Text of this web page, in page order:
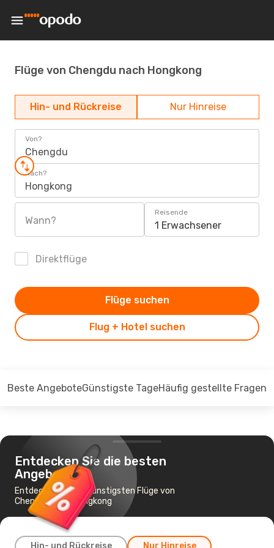
Flüge von Chengdu nach Hongkong
Hin- und Rückreise Nur Hinreise
Von?
Chengdu
Nach?
Hongkong
Wann?
Reisende
1 Erwachsener
Direktflüge
Flug + Hotel suchen
Flüge suchen
Beste AngeboteGünstigste TageHäufig gestellte Fragen
Entdecken Sie die besten
Angebote
Entdecken Sie die günstigsten Flüge von
Chengdu nach Hongkong
Hin- und Rückreise Nur Hinreise